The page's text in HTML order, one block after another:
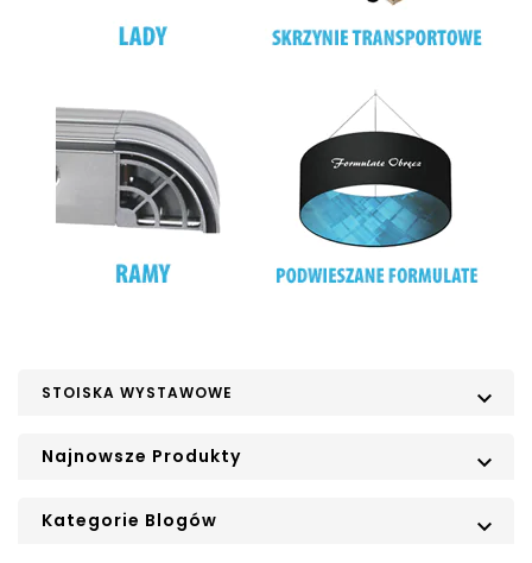
STOISKA WYSTAWOWE 
Najnowsze Produkty 
Kategorie Blogów 